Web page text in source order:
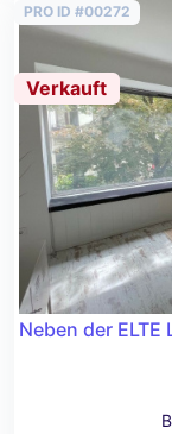
PRO ID #00272
Verkauft
Neben der